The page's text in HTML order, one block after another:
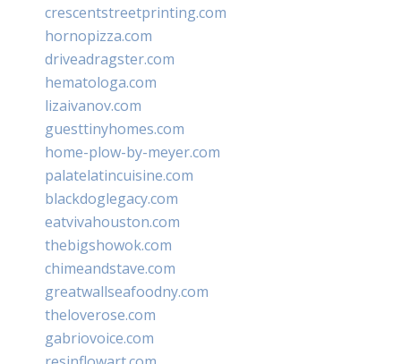
crescentstreetprinting.com
hornopizza.com
driveadragster.com
hematologa.com
lizaivanov.com
guesttinyhomes.com
home-plow-by-meyer.com
palatelatincuisine.com
blackdoglegacy.com
eatvivahouston.com
thebigshowok.com
chimeandstave.com
greatwallseafoodny.com
theloverose.com
gabriovoice.com